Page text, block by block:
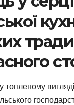
вигляді